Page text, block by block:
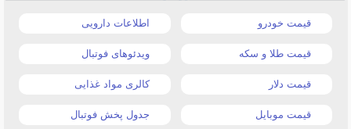
قیمت خودرو اطلاعات دارویی
قیمت طلا و سکه ویدئوهای فوتبال
قیمت دلار کالری مواد غذایی
قیمت موبایل جدول پخش فوتبال